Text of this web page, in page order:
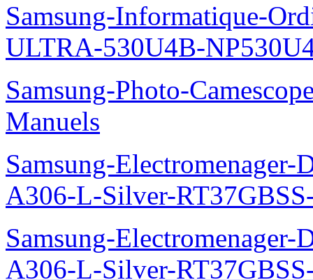
Samsung-Informatique-
ULTRA-530U4B-
Samsung-Photo-
Manuels
Samsung-
A306-L-Silver-
Samsung-
A306-L-Silver-